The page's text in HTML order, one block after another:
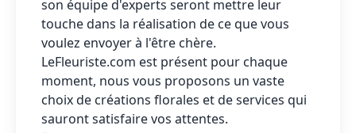
son équipe d'experts seront mettre leur
touche dans la réalisation de ce que vous
voulez envoyer à l'être chère.
LeFleuriste.com est présent pour chaque
moment, nous vous proposons un vaste
choix de créations florales et de services qui
sauront satisfaire vos attentes.